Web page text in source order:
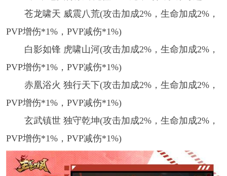
苍龙啸天 威震八荒(攻击加成2%，生命加成2%，
PVP增伤*1%，PVP减伤*1%)
白影如锋 虎啸山河(攻击加成2%，生命加成2%，
PVP增伤*1%，PVP减伤*1%)
赤凰浴火 独行天下(攻击加成2%，生命加成2%，
PVP增伤*1%，PVP减伤*1%)
玄武镇世 独守乾坤(攻击加成2%，生命加成2%，
PVP增伤*1%，PVP减伤*1%)